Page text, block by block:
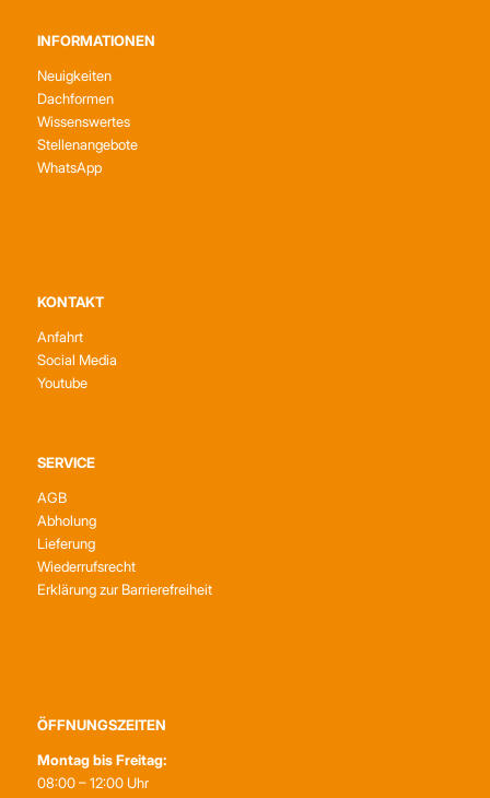
INFORMATIONEN
Neuigkeiten
Dachformen
Wissenswertes
Stellenangebote
WhatsApp
KONTAKT
Anfahrt
Social Media
Youtube
SERVICE
AGB
Abholung
Lieferung
Wiederrufsrecht
Erklärung zur Barrierefreiheit
ÖFFNUNGSZEITEN
Montag bis Freitag:
08:00 – 12:00 Uhr